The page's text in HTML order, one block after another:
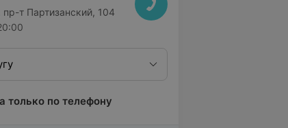
т Партизанский, 104
только по телефону